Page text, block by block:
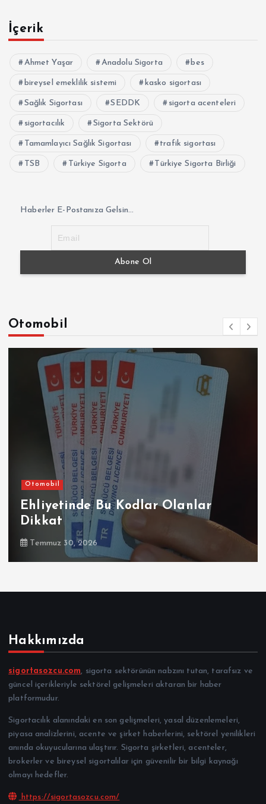
İçerik
Ahmet Yaşar Anadolu Sigorta bes
bireysel emeklilik sistemi kasko sigortası
Sağlık Sigortası SEDDK sigorta acenteleri
sigortacılık Sigorta Sektörü
Tamamlayıcı Sağlık Sigortası trafik sigortası
TSB Türkiye Sigorta Türkiye Sigorta Birliği
Haberler E-Postanıza Gelsin...
Otomobil
Otomobil
Ehliyetinde Bu Kodlar Olanlar
Dikkat
Temmuz 30, 2026
Hakkımızda
sigortasozcu.com, sigorta sektörünün nabzını tutan, tarafsız ve
güncel içerikleriyle sektörel gelişmeleri aktaran bir haber
platformudur.
Sigortacılık alanındaki en son gelişmeleri, yasal düzenlemeleri,
piyasa analizlerini, acente ve şirket haberlerini, sektörel yenilikleri
anında okuyucularına ulaştırır. Sigorta şirketleri, acenteler,
brokerler ve bireysel sigortalılar için güvenilir bir bilgi kaynağı
olmayı hedefler.
https://sigortasozcu.com/